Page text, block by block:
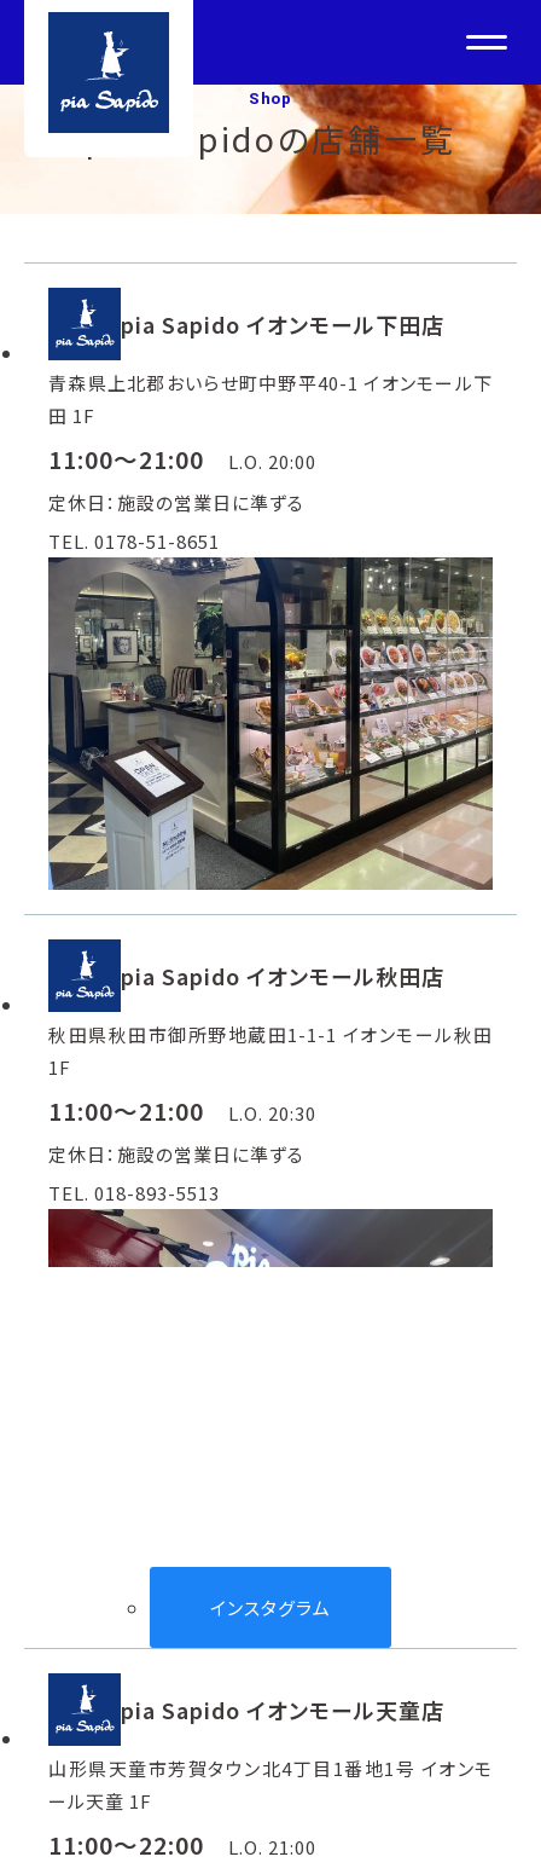
Shop
pia Sapidoの店舗一覧
pia Sapido イオンモール下田店
青森県上北郡おいらせ町中野平40-1 イオンモール下
田 1F
11:00～21:00
L.O. 20:00
定休日：施設の営業日に準ずる
TEL. 0178-51-8651
pia Sapido イオンモール秋田店
秋田県秋田市御所野地蔵田1-1-1 イオンモール秋田
1F
11:00～21:00
L.O. 20:30
定休日：施設の営業日に準ずる
TEL. 018-893-5513
インスタグラム
pia Sapido イオンモール天童店
山形県天童市芳賀タウン北4丁目1番地1号 イオンモ
ール天童 1F
11:00～22:00
L.O. 21:00